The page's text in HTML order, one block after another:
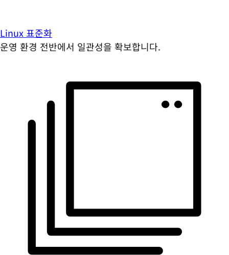
Linux 표준화
운영 환경 전반에서 일관성을 확보합니다.